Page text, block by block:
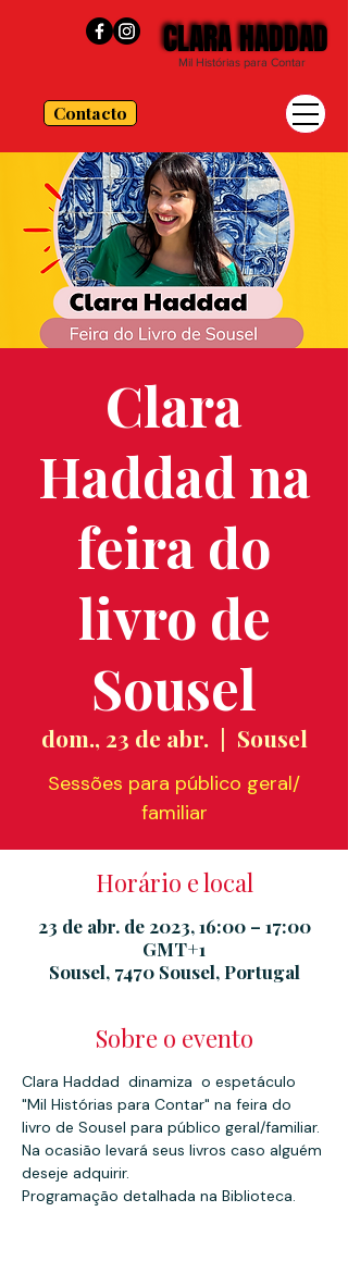
Contacto
CLARA HADDAD
CLARA HADDAD
Mil Histórias para Contar
Clara
Haddad na
feira do
livro de
Sousel
dom., 23 de abr.
  |
Sousel
Sessões para público geral/
familiar
Horário e local
23 de abr. de 2023, 16:00 – 17:00
GMT+1
Sousel, 7470 Sousel, Portugal
Sobre o evento
Clara Haddad  dinamiza  o espetáculo
"Mil Histórias para Contar" na feira do
livro de Sousel para público geral/familiar.
Na ocasião levará seus livros caso alguém
deseje adquirir.
Programação detalhada na Biblioteca.